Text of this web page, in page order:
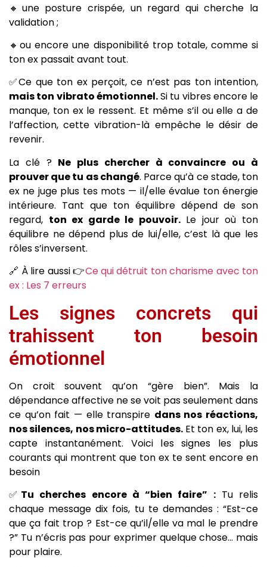
🔸une posture crispée, un regard qui cherche la
validation ;
🔸ou encore une disponibilité trop totale, comme si
ton ex passait avant tout.
✅Ce que ton ex perçoit, ce n’est pas ton intention,
mais ton vibrato émotionnel.Si tu vibres encore le
manque, ton ex le ressent. Et même s’il ou elle a de
l’affection, cette vibration-là empêche le désir de
revenir.
La clé ? Ne plus chercher à convaincre ou à
prouver que tu as changé. Parce qu’à ce stade, ton
ex ne juge plus tes mots — il/elle évalue ton énergie
intérieure. Tant que ton équilibre dépend de son
regard, ton ex garde le pouvoir.Le jour où ton
équilibre ne dépend plus de lui/elle, c’est là que les
rôles s’inversent.
🔗 À lire aussi 👉Ce qui détruit ton charisme avec ton
ex : Les 7 erreurs
Les signes concrets qui
trahissent ton besoin
émotionnel
On croit souvent qu’on “gère bien”. Mais la
dépendance affective ne se voit pas seulement dans
ce qu’on fait — elle transpire dans nos réactions,
nos silences, nos micro-attitudes.Et ton ex, lui, les
capte instantanément. Voici les signes les plus
courants qui montrent que ton ex te sent encore en
besoin
✅ Tu cherches encore à “bien faire” :Tu relis
chaque message dix fois, tu te demandes : “Est-ce
que ça fait trop ? Est-ce qu’il/elle va mal le prendre
?” Tu n’écris pas pour exprimer quelque chose… mais
pour plaire.